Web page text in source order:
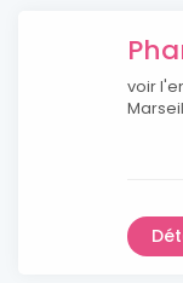
voir